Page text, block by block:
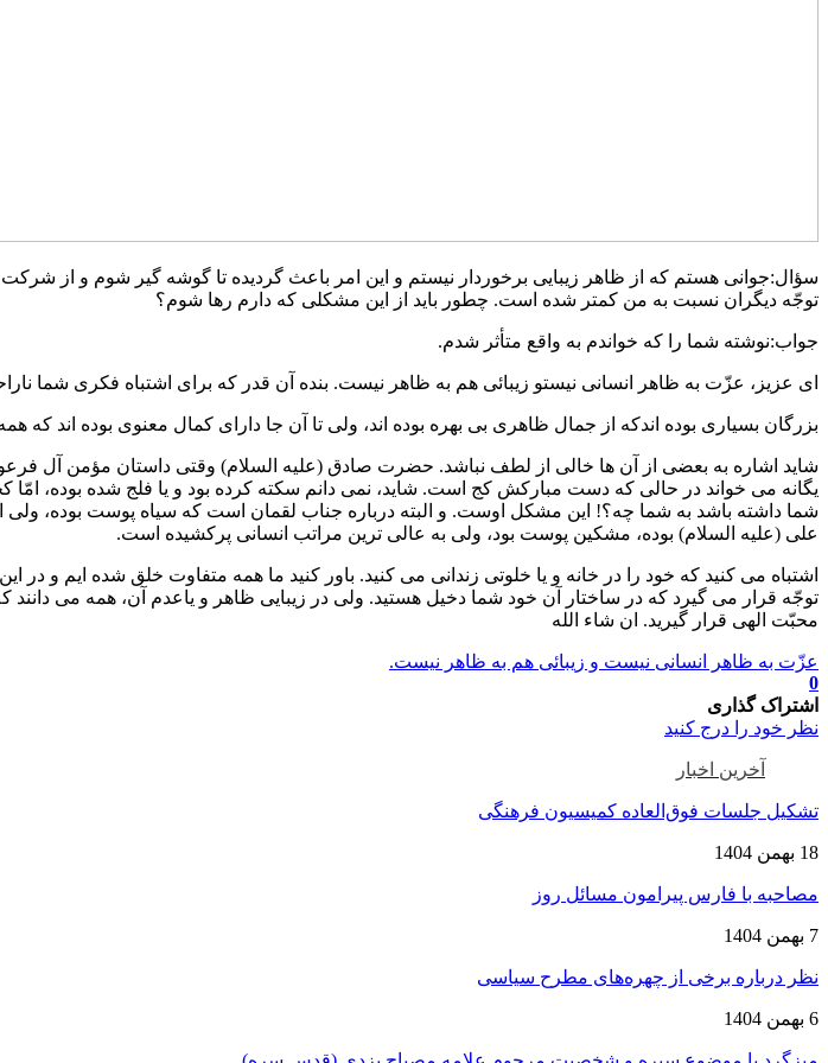
سؤال:جوانی هستم که از ظاهر زیبایی برخوردار نیستم و این امر باعث گردیده تا گوشه گیر شوم و
توجّه دیگران نسبت به من کمتر شده است. چطور باید از این مشکلی که دارم رها شوم؟
جواب:نوشته شما را که خواندم به واقع متأثر شدم.
ای عزیز، عزّت به ظاهر انسانی نیستو زیبائی هم به ظاهر نیست. بنده آن قدر که برای اشتباه فکری شما
بزرگان بسیاری بوده اندکه از جمال ظاهری بی بهره بوده اند، ولی تا آن جا دارای کمال معنوی بوده اند که
شاید اشاره به بعضی از آن ها خالی از لطف نباشد. حضرت صادق (علیه السلام) وقتی داستان مؤمن آل
یگانه می خواند در حالی که دست مبارکش کج است. شاید، نمی دانم سکته کرده بود و یا فلج شده بوده،
شما داشته باشد به شما چه؟! این مشکل اوست. و البته درباره جناب لقمان است که سیاه پوست بوده، ولی این
علی (علیه السلام) بوده، مشکین پوست بود، ولی به عالی ترین مراتب انسانی پرکشیده است.
اشتباه می کنید که خود را در خانه و یا خلوتی زندانی می کنید. باور کنید ما همه متفاوت خلق شده ایم و
توجّه قرار می گیرد که در ساختار آن خود شما دخیل هستید. ولی در زیبایی ظاهر و یاعدم آن، همه می
محبّت الهی قرار گیرید. ان شاء الله
عزّت به ظاهر انسانی نیست و زیبائی هم به ظاهر نیست.
0
اشتراک گذاری
نظر خود را درج کنید
آخرین اخبار
تشکیل جلسات فوق‌العاده کمیسیون فرهنگی
18 بهمن 1404
مصاحبه با فارس پیرامون مسائل روز
7 بهمن 1404
نظر درباره برخی از چهره‌های مطرح سیاسی
6 بهمن 1404